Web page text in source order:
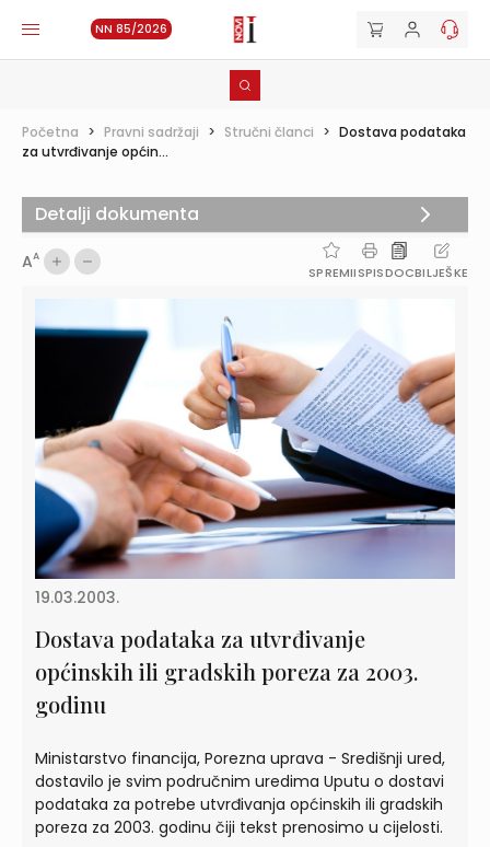
NN 85/2026
Početna > Pravni sadržaji > Stručni članci > Dostava podataka
za utvrđivanje općin...
AA
SPREMIISPISDOCBILJEŠKE
19.03.2003.
Dostava podataka za utvrđivanje
općinskih ili gradskih poreza za 2003.
godinu
Ministarstvo financija, Porezna uprava - Središnji ured,
dostavilo je svim područnim uredima Uputu o dostavi
podataka za potrebe utvrđivanja općinskih ili gradskih
poreza za 2003. godinu čiji tekst prenosimo u cijelosti.
Detalji dokumenta